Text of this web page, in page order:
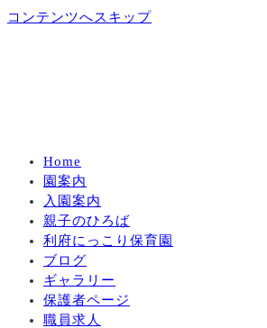
コンテンツへスキップ
Home
園案内
入園案内
親子のひろば
利府にっこり保育園
ブログ
ギャラリー
保護者ページ
職員求人